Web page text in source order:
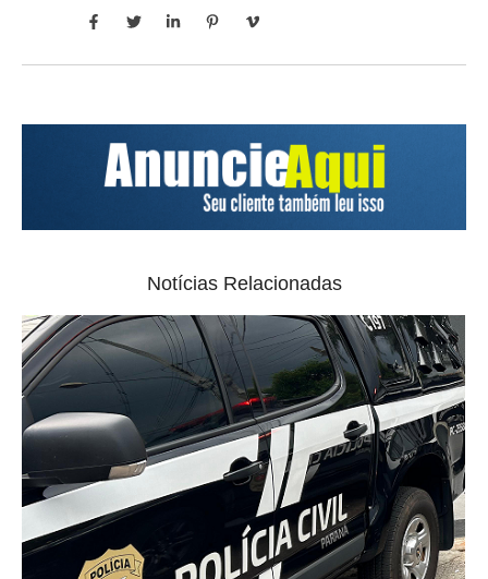
Notícias Relacionadas